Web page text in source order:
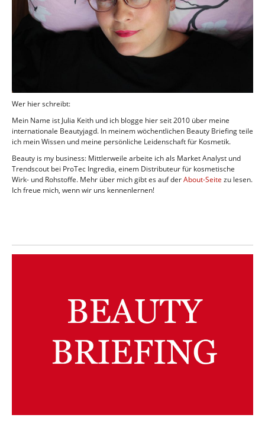
Wer hier schreibt:
Mein Name ist Julia Keith und ich blogge hier seit 2010 über meine
internationale Beautyjagd. In meinem wöchentlichen Beauty Briefing teile
ich mein Wissen und meine persönliche Leidenschaft für Kosmetik.
Beauty is my business: Mittlerweile arbeite ich als Market Analyst und
Trendscout bei ProTec Ingredia, einem Distributeur für kosmetische
Wirk- und Rohstoffe. Mehr über mich gibt es auf derAbout-Seite zu lesen.
Ich freue mich, wenn wir uns kennenlernen!